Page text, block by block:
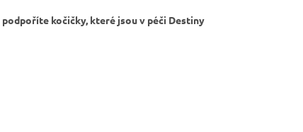
podpoříte kočičky, které jsou v péči Destiny